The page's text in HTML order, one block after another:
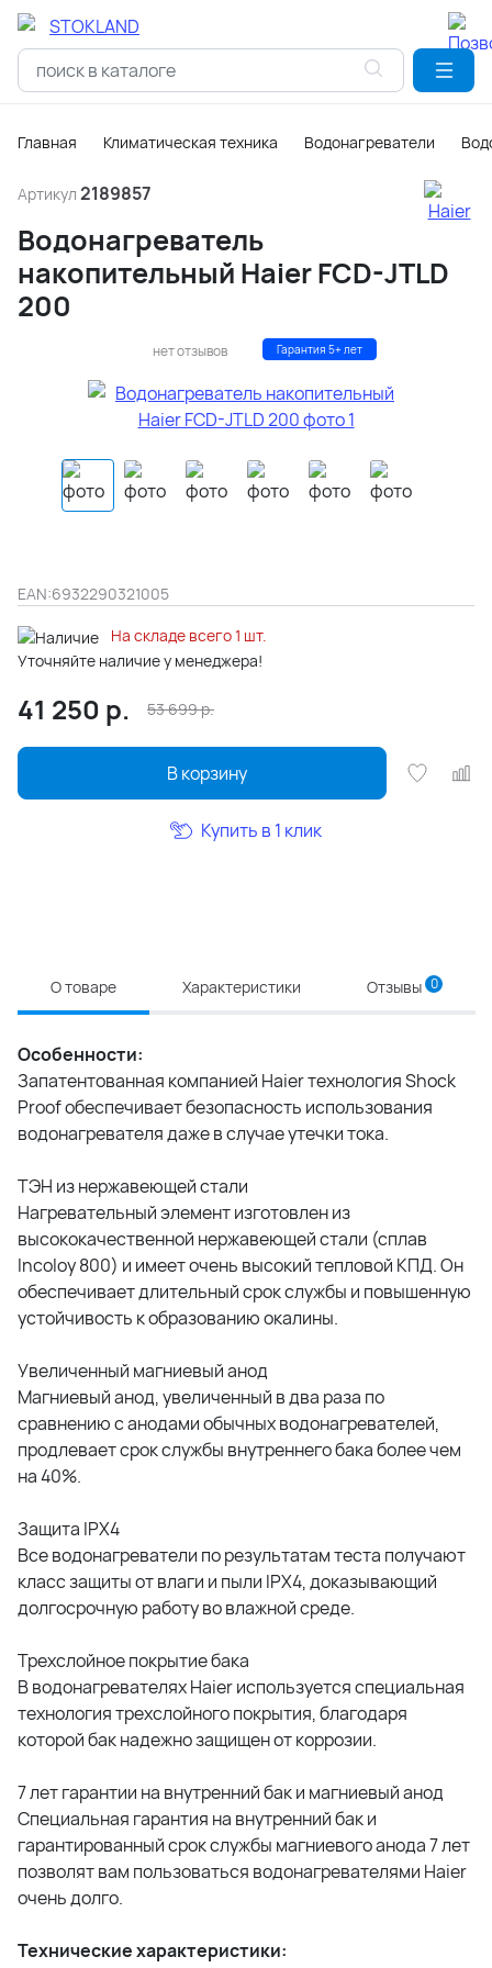
Главная Климатическая техника Водонагреватели
Артикул 2189857
Водонагреватель
накопительный Haier FCD-JTLD
200
нет отзывов Гарантия 5+ лет
EAN:6932290321005
На складе всего 1 шт.
Уточняйте наличие у менеджера!
41 250 р. 53 699р.
В корзину
Купить в 1 клик
О товаре Характеристики Отзывы 0
Особенности:
Запатентованная компанией Haier технология Shock
Proof обеспечивает безопасность использования
водонагревателя даже в случае утечки тока.
ТЭН из нержавеющей стали
Нагревательный элемент изготовлен из
высококачественной нержавеющей стали (сплав
Incoloy 800) и имеет очень высокий тепловой КПД. Он
обеспечивает длительный срок службы и повышенную
устойчивость к образованию окалины.
Увеличенный магниевый анод
Магниевый анод, увеличенный в два раза по
сравнению с анодами обычных водонагревателей,
продлевает срок службы внутреннего бака более чем
на 40%.
Защита IPX4
Все водонагреватели по результатам теста получают
класс защиты от влаги и пыли IРХ4, доказывающий
долгосрочную работу во влажной среде.
Трехслойное покрытие бака
В водонагревателях Haier используется специальная
технология трехслойного покрытия, благодаря
которой бак надежно защищен от коррозии.
7 лет гарантии на внутренний бак и магниевый анод
Специальная гарантия на внутренний бак и
гарантированный срок службы магниевого анода 7 лет
позволят вам пользоваться водонагревателями Haier
очень долго.
Технические характеристики: